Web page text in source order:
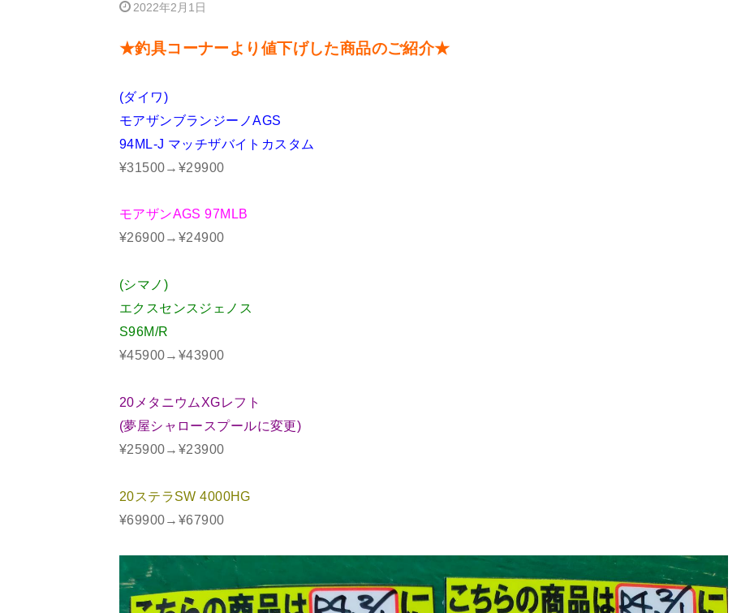
2022年2月1日
★釣具コーナーより値下げした商品のご紹介★
(ダイワ)
モアザンブランジーノAGS
94ML-J マッチザバイトカスタム
¥31500→¥29900
モアザンAGS 97MLB
¥26900→¥24900
(シマノ)
エクスセンスジェノス
S96M/R
¥45900→¥43900
20メタニウムXGレフト
(夢屋シャロースプールに変更)
¥25900→¥23900
20ステラSW 4000HG
¥69900→¥67900